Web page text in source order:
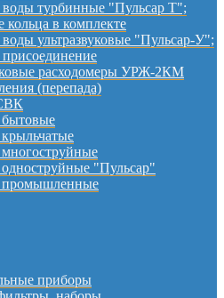
турбинные "Пульсар Т";
кольца в комплекте
ультразвуковые "Пульсар-У";
присоединение
расходомеры УРЖ-2КМ
(перепада)
"Пульсар"
промышленные
приборы